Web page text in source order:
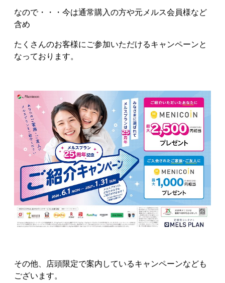
なので・・・今は通常購入の方や元メルス会員様など
含め
たくさんのお客様にご参加いただけるキャンペーンと
なっております。
その他、店頭限定で案内しているキャンペーンなども
ございます。